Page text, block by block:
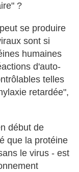
?
se produire
sont si
humaines
d'auto-
telles
retardée",
début de
que la protéine
le virus - est